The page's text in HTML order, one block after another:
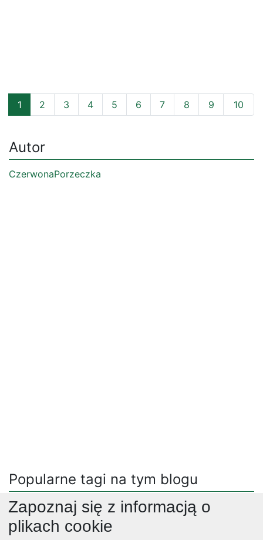
1 2 3 4 5 6 7 8 9 10
Autor
CzerwonaPorzeczka
Popularne tagi na tym blogu
obiad(25567) obiady(4307) przekaski(6986) ciasta
salatki(7912) desery(12565)
Zapoznaj się z informacją o
plikach cookie